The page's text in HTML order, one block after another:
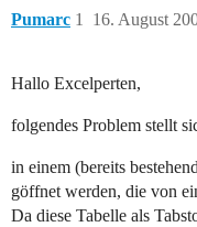
Pumarc 16. August
1
Hallo Excelperten,
folgendes Problem stellt
in einem (bereits
göffnet werden, die von
Da diese Tabelle als